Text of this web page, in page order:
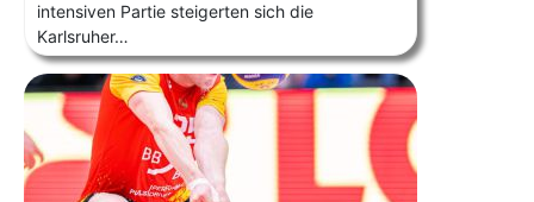
intensiven Partie steigerten sich die
Karlsruher…